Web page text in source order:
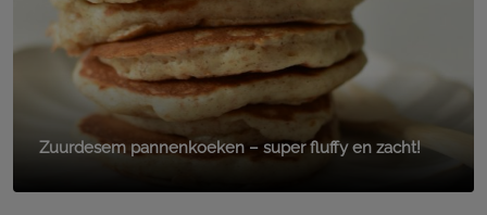
Zuurdesem pannenkoeken – super fluffy en zacht!